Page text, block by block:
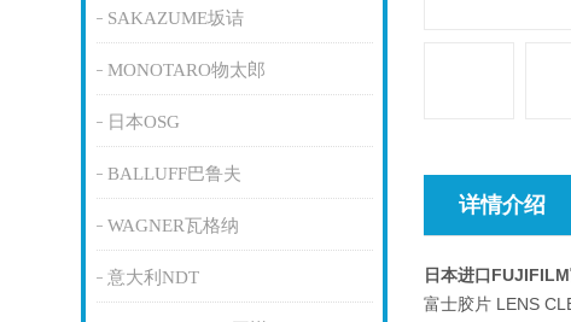
SAKAZUME坂诘
MONOTARO物太郎
日本OSG
BALLUFF巴鲁夫
WAGNER瓦格纳
意大利NDT
详情介绍
日本进口
富士胶片 LENS